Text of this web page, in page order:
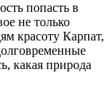
попасть в
не только
красоту Карпат,
какая природа